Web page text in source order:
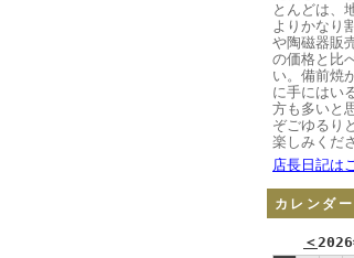
とんどは、
よりかなり
や陶磁器販
の価格と比
い。備前焼
に手にはい
方も多いと
ぞごゆるり
楽しみくだ
店長日記は
カレンダー
＜2026